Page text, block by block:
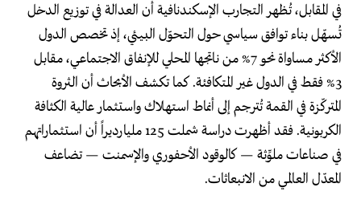
في المقابل، تُظهر التجارب الإسكندنافية أن العدالة في توزيع الدخل
تُسهّل بناء توافق سياسي حول التحوّل البيئي، إذ تخصص الدول
الأكثر مساواة نحو 7% من ناتجها المحلي للإنفاق الاجتماعي، مقابل
3% فقط في الدول غير المتكافئة. كما تكشف الأبحاث أن الثروة
المتركّزة في القمة تُترجم إلى أنماط استهلاك واستثمار عالية الكثافة
الكربونية. فقد أظهرت دراسة شملت 125 مليارديراً أن استثماراتهم
في صناعات ملوِّثة — كالوقود الأحفوري والإسمنت — تضاعف
المعدّل العالمي من الانبعاثات.